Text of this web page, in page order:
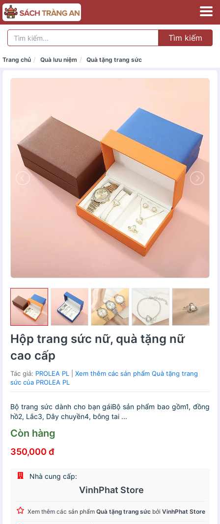
Tìm kiếm
Trang chủ Quà lưu niệm Quà tặng trang sức
Hộp trang sức nữ, quà tặng nữ
cao cấp
Tác giả: PROLEA PL
Xem thêm các sản phẩm Quà tặng trang
sức của PROLEA PL
Bộ trang sức dành cho bạn gáiBộ sản phẩm bao gồm1, đồng
hồ2, Lắc3, Dây chuyền4, bông tai ...
Còn hàng
350,000 đ
Nhà cung cấp:
VinhPhat Store
Xem thêm các sản phẩm Quà tặng trang sức bởi VinhPhat Store